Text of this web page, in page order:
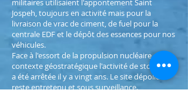
militaires utilisaient l'appontement Saint
Jospeh, toujours en activité mais pour la
livraison de vrac de ciment, de fuel pour la
centrale EDF et le dépôt des essences pour nos
véhicules.
Face à l'essort de la propulsion nucléaire et du
contexte géostratégique l'activité de stockage
a été arrêtée il y a vingt ans. Le site dépollué
reste entretenu et sous surveillance.